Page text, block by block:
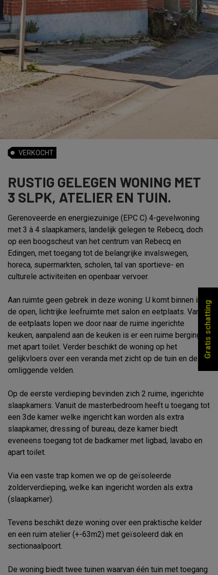
RUSTIG GELEGEN WONING MET
3 SLPK, ATELIER EN TUIN.
VERKOCHT
Gerenoveerde en energiezuinige (EPC C) 4-gevelwoning
met 3 à 4 slaapkamers, landelijk gelegen te Rebecq, doch
op een boogscheut van het centrum van Rebecq en
Edingen, met toegang tot de belangrijke invalswegen,
horeca, supermarkten, scholen, tal van sportieve- en
culturele activiteiten en openbaar vervoer.
Aan ruimte geen gebrek in deze woning: U komt binnen in
de open, lichtrijke leefruimte met salon en eetplaats. Vanuit
de eetplaats lopen we door naar de ruime ingerichte
keuken, aanpalend aan de keuken is er een ruime berging
met apart toilet. Verder beschikt de woning op het
gelijkvloers over een veranda met zicht op de tuin en de
omliggende velden.
Op de eerste verdieping bevinden zich 2 ruime, ingerichte
slaapkamers. Vanuit de masterbedroom heeft u toegang tot
een 3de kamer welke ingericht kan worden als extra
slaapkamer, dressing of bureau, deze kamer biedt
eveneens toegang tot de badkamer met ligbad, lavabo en
apart toilet.
Via een vaste trap komen we op de geïsoleerde
zolderverdieping, welke kan ingericht worden als extra
(slaapkamer).
Tevens beschikt deze woning over een praktische kelder
en een ruim atelier (+-63m2) met geïsoleerd dak en
sectionaalpoort.
De woning biedt twee tuinen waarvan één tuin met toegang
Gratis schatting